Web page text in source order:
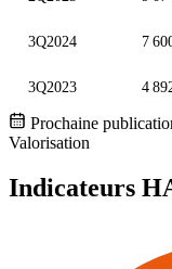
3Q2024 7
3Q2023 4
Prochaine
Valorisation
Indicateurs